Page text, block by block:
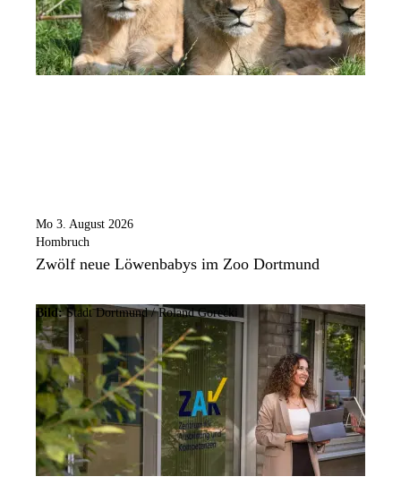
Mo 3. August 2026
Hombruch
Zwölf neue Löwenbabys im Zoo Dortmund
Bild:Stadt Dortmund / Roland Gorecki